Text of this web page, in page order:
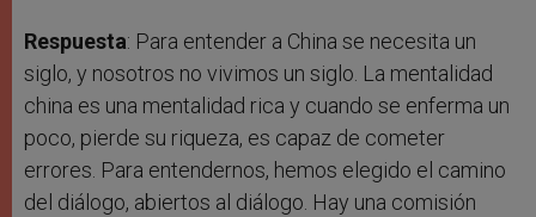
Respuesta: Para entender a China se necesita un
siglo, y nosotros no vivimos un siglo. La mentalidad
china es una mentalidad rica y cuando se enferma un
poco, pierde su riqueza, es capaz de cometer
errores. Para entendernos, hemos elegido el camino
del diálogo, abiertos al diálogo. Hay una comisión